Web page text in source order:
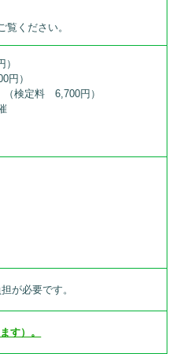
ください。
円）
検定料 6,700円）
が必要です。
す）。